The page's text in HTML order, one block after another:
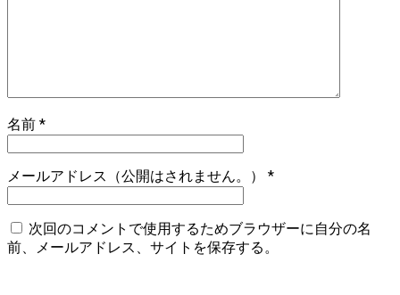
名前 *
メールアドレス（公開はされません。） *
次回のコメントで使用するためブラウザーに自分の名
前、メールアドレス、サイトを保存する。